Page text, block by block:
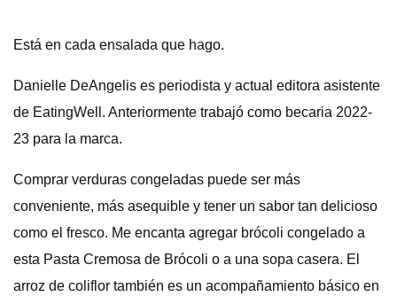
Está en cada ensalada que hago.
Danielle DeAngelis es periodista y actual editora asistente
de EatingWell. Anteriormente trabajó como becaria 2022-
23 para la marca.
Comprar verduras congeladas puede ser más
conveniente, más asequible y tener un sabor tan delicioso
como el fresco. Me encanta agregar brócoli congelado a
esta Pasta Cremosa de Brócoli o a una sopa casera. El
arroz de coliflor también es un acompañamiento básico en